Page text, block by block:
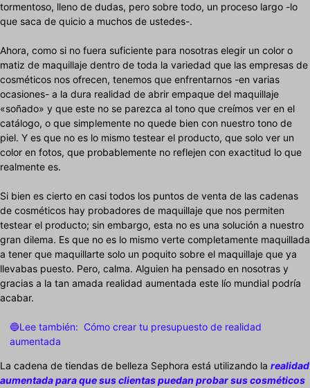
tormentoso, lleno de dudas, pero sobre todo, un proceso largo -lo
que saca de quicio a muchos de ustedes-.
Ahora, como si no fuera suficiente para nosotras elegir un color o
matiz de maquillaje dentro de toda la variedad que las empresas de
cosméticos nos ofrecen, tenemos que enfrentarnos -en varias
ocasiones- a la dura realidad de abrir empaque del maquillaje
«soñado» y que este no se parezca al tono que creímos ver en el
catálogo, o que simplemente no quede bien con nuestro tono de
piel. Y es que no es lo mismo testear el producto, que solo ver un
color en fotos, que probablemente no reflejen con exactitud lo que
realmente es.
Si bien es cierto en casi todos los puntos de venta de las cadenas
de cosméticos hay probadores de maquillaje que nos permiten
testear el producto; sin embargo, esta no es una solución a nuestro
gran dilema. Es que no es lo mismo verte completamente maquillada
a tener que maquillarte solo un poquito sobre el maquillaje que ya
llevabas puesto. Pero, calma. Alguien ha pensado en nosotras y
gracias a la tan amada realidad aumentada este lío mundial podría
acabar.
🔵Lee también: Cómo crear tu presupuesto de realidad
aumentada
La cadena de tiendas de belleza Sephora está utilizando la realidad
aumentada para que sus clientas puedan probar sus cosméticos